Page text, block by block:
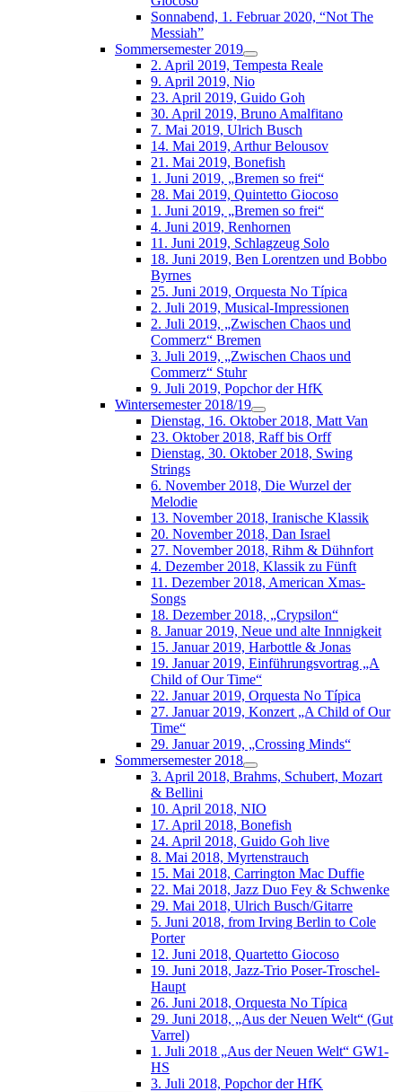
Sonnabend, 1. Februar 2020, “Not The
Messiah”
Sommersemester 2019
2. April 2019, Tempesta Reale
9. April 2019, Nio
23. April 2019, Guido Goh
30. April 2019, Bruno Amalfitano
7. Mai 2019, Ulrich Busch
14. Mai 2019, Arthur Belousov
21. Mai 2019, Bonefish
1. Juni 2019, „Bremen so frei“
28. Mai 2019, Quintetto Giocoso
1. Juni 2019, „Bremen so frei“
4. Juni 2019, Renhornen
11. Juni 2019, Schlagzeug Solo
18. Juni 2019, Ben Lorentzen und Bobbo
Byrnes
25. Juni 2019, Orquesta No Típica
2. Juli 2019, Musical-Impressionen
2. Juli 2019, „Zwischen Chaos und
Commerz“ Bremen
3. Juli 2019, „Zwischen Chaos und
Commerz“ Stuhr
9. Juli 2019, Popchor der HfK
Wintersemester 2018/19
Dienstag, 16. Oktober 2018, Matt Van
23. Oktober 2018, Raff bis Orff
Dienstag, 30. Oktober 2018, Swing
Strings
6. November 2018, Die Wurzel der
Melodie
13. November 2018, Iranische Klassik
20. November 2018, Dan Israel
27. November 2018, Rihm & Dühnfort
4. Dezember 2018, Klassik zu Fünft
11. Dezember 2018, American Xmas-
Songs
18. Dezember 2018, „Crypsilon“
8. Januar 2019, Neue und alte Innnigkeit
15. Januar 2019, Harbottle & Jonas
19. Januar 2019, Einführungsvortrag „A
Child of Our Time“
22. Januar 2019, Orquesta No Típica
27. Januar 2019, Konzert „A Child of Our
Time“
29. Januar 2019, „Crossing Minds“
Sommersemester 2018
3. April 2018, Brahms, Schubert, Mozart
& Bellini
10. April 2018, NIO
17. April 2018, Bonefish
24. April 2018, Guido Goh live
8. Mai 2018, Myrtenstrauch
15. Mai 2018, Carrington Mac Duffie
22. Mai 2018, Jazz Duo Fey & Schwenke
29. Mai 2018, Ulrich Busch/Gitarre
5. Juni 2018, from Irving Berlin to Cole
Porter
12. Juni 2018, Quartetto Giocoso
19. Juni 2018, Jazz-Trio Poser-Troschel-
Haupt
26. Juni 2018, Orquesta No Típica
29. Juni 2018, „Aus der Neuen Welt“ (Gut
Varrel)
1. Juli 2018 „Aus der Neuen Welt“ GW1-
HS
3. Juli 2018, Popchor der HfK